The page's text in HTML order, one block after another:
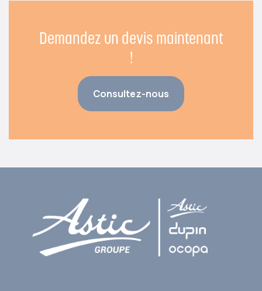
Demandez un devis maintenant
!
Consultez-nous